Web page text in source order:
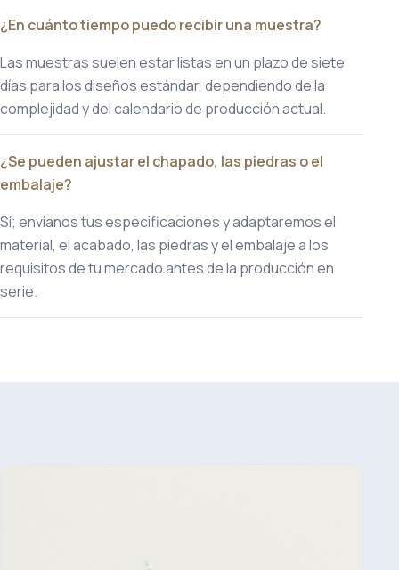
¿En cuánto tiempo puedo recibir una muestra?
Las muestras suelen estar listas en un plazo de siete
días para los diseños estándar, dependiendo de la
complejidad y del calendario de producción actual.
¿Se pueden ajustar el chapado, las piedras o el
embalaje?
Sí; envíanos tus especificaciones y adaptaremos el
material, el acabado, las piedras y el embalaje a los
requisitos de tu mercado antes de la producción en
serie.